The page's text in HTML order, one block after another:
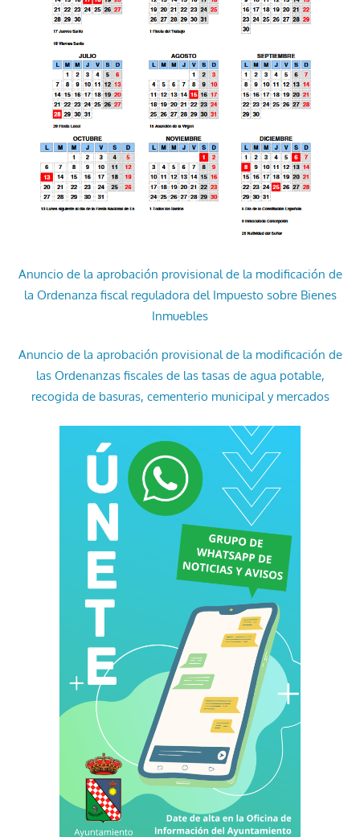
Anuncio de la aprobación provisional de la modificación de
la Ordenanza fiscal reguladora del Impuesto sobre Bienes
Inmuebles
Anuncio de la aprobación provisional de la modificación de
las Ordenanzas fiscales de las tasas de agua potable,
recogida de basuras, cementerio municipal y mercados